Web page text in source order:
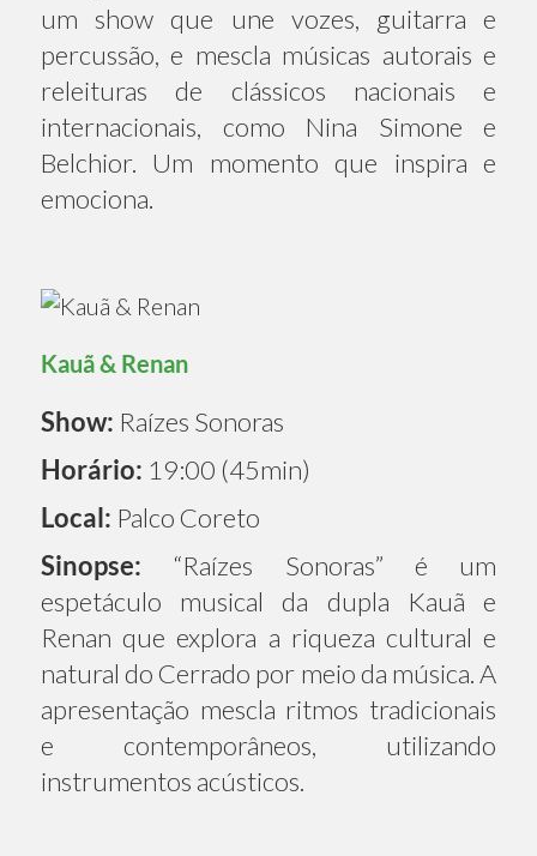
um show que une vozes, guitarra e
percussão, e mescla músicas autorais e
releituras de clássicos nacionais e
internacionais, como Nina Simone e
Belchior. Um momento que inspira e
emociona.
Kauã & Renan
Show: Raízes Sonoras
Horário: 19:00 (45min)
Local: Palco Coreto
Sinopse: “Raízes Sonoras” é um
espetáculo musical da dupla Kauã e
Renan que explora a riqueza cultural e
natural do Cerrado por meio da música. A
apresentação mescla ritmos tradicionais
e contemporâneos, utilizando
instrumentos acústicos.